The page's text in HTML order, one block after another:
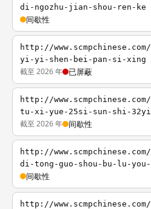
di-ngozhu-jian-shou-ren-ke
间歇性
http://
yi-yi-shen-bei-pan-si-xing
截至 2026 年 已屏蔽
http://
tu-xi-yue-25si-sun-shi-32yi
截至 2026 年 间歇性
http://
di-tong-guo-shou-bu-lu-
间歇性
http://